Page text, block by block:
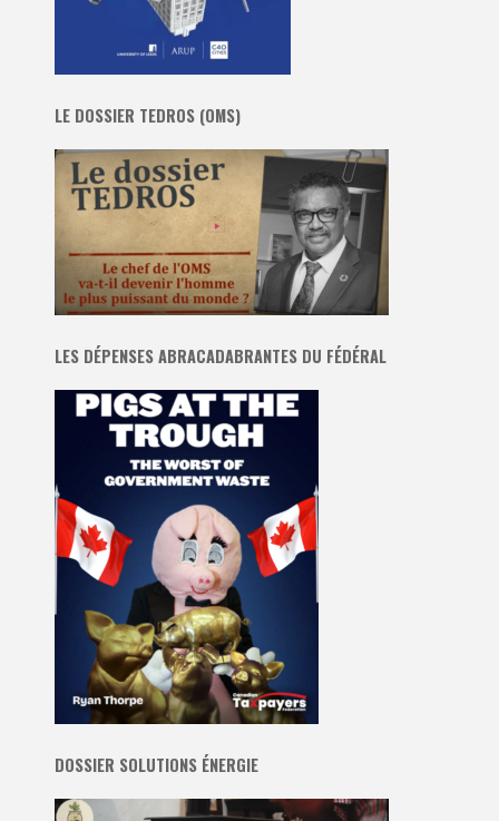
LE DOSSIER TEDROS (OMS)
LES DÉPENSES ABRACADABRANTES DU FÉDÉRAL
DOSSIER SOLUTIONS ÉNERGIE